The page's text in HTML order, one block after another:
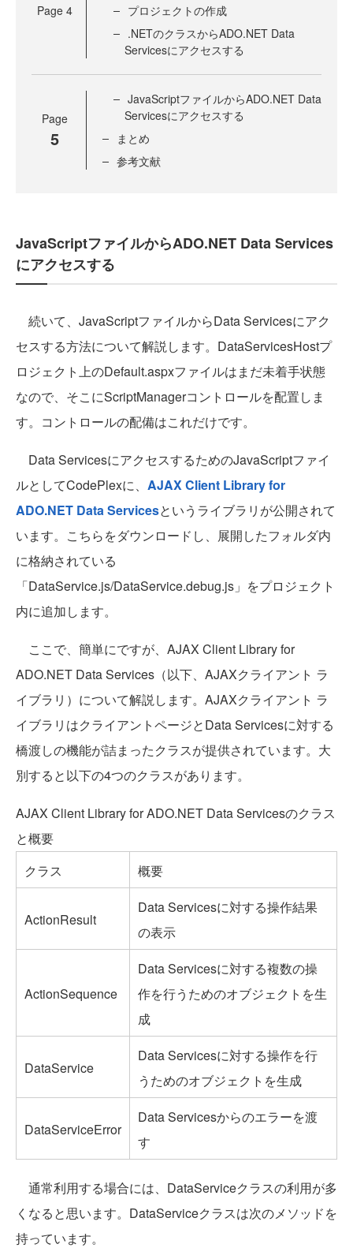
Page 4
プロジェクトの作成
.NETのクラスからADO.NET Data
Servicesにアクセスする
Page
5
JavaScriptファイルからADO.NET Data
Servicesにアクセスする
まとめ
参考文献
JavaScriptファイルからADO.NET Data Services
にアクセスする
続いて、JavaScriptファイルからData Servicesにアク
セスする方法について解説します。DataServicesHostプ
ロジェクト上のDefault.aspxファイルはまだ未着手状態
なので、そこにScriptManagerコントロールを配置しま
す。コントロールの配備はこれだけです。
Data ServicesにアクセスするためのJavaScriptファイ
ルとしてCodePlexに、 AJAX Client Library for
ADO.NET Data Servicesというライブラリが公開されて
います。こちらをダウンロードし、展開したフォルダ内
に格納されている
「DataService.js/DataService.debug.js」をプロジェクト
内に追加します。
ここで、簡単にですが、AJAX Client Library for
ADO.NET Data Services（以下、AJAXクライアント ラ
イブラリ）について解説します。AJAXクライアント ラ
イブラリはクライアントページとData Servicesに対する
橋渡しの機能が詰まったクラスが提供されています。大
別すると以下の4つのクラスがあります。
AJAX Client Library for ADO.NET Data Servicesのクラス
と概要
クラス
概要
ActionResult
Data Servicesに対する操作結果
の表示
ActionSequence
Data Servicesに対する複数の操
作を行うためのオブジェクトを生
成
DataService
Data Servicesに対する操作を行
うためのオブジェクトを生成
DataServiceError
Data Servicesからのエラーを渡
す
通常利用する場合には、DataServiceクラスの利用が多
くなると思います。DataServiceクラスは次のメソッドを
持っています。